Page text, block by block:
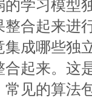
学习模型
合起来进
成哪些独
起来。这
见的算法